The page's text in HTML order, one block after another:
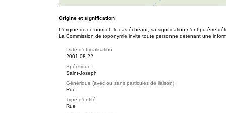
Origine et signification
L'origine de ce nom et, le cas échéant, sa signification n’ont pu être
La Commission de toponymie invite toute personne détenant une
Date d'officialisation
2001-08-22
Spécifique
Saint-Joseph
Générique (avec ou sans particules de liaison)
Rue
Type d'entité
Rue